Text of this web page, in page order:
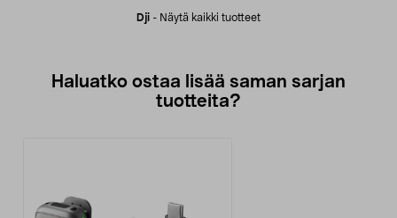
Dji - Näytä kaikki tuotteet
Haluatko ostaa lisää saman sarjan
tuotteita?